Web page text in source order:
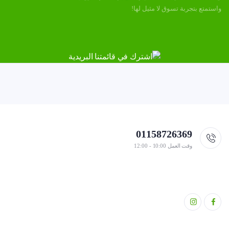
واستمتع بتجربة تسوق لا مثيل لها!
01158726369
وقت العمل 10:00 - 12:00